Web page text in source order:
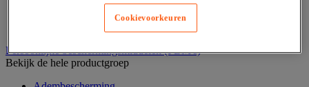
Persoonlijke beschermingsmiddelen (PBM's)
Bekijk de hele productgroep
Cookievoorkeuren